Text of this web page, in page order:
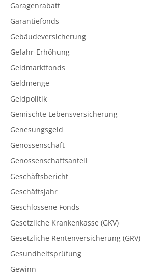
Garagenrabatt
Garantiefonds
Gebäudeversicherung
Gefahr-Erhöhung
Geldmarktfonds
Geldmenge
Geldpolitik
Gemischte Lebensversicherung
Genesungsgeld
Genossenschaft
Genossenschaftsanteil
Geschäftsbericht
Geschäftsjahr
Geschlossene Fonds
Gesetzliche Krankenkasse (GKV)
Gesetzliche Rentenversicherung (GRV)
Gesundheitsprüfung
Gewinn